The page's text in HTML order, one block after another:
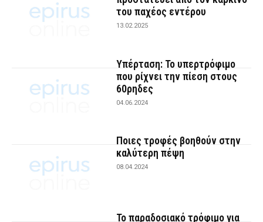
του παχέος εντέρου
13.02.2025
Υπέρταση: Το υπερτρόφιμο
που ρίχνει την πίεση στους
60ρηδες
04.06.2024
Ποιες τροφές βοηθούν στην
καλύτερη πέψη
08.04.2024
Το παραδοσιακό τρόφιμο για